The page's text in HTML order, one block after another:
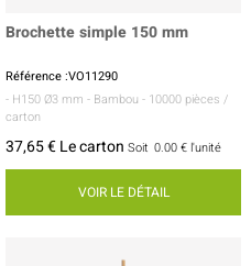
Brochette simple 150 mm
Référence :VO11290
- H150 Ø3 mm - Bambou - 10000 pièces /
carton
37,65 € Le carton Soit 0.00 € l'unité
VOIR LE DÉTAIL